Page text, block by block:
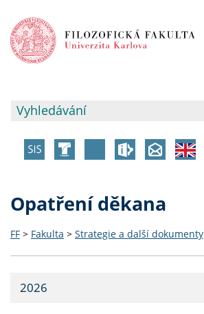
Opatření děkana
FF > Fakulta > Strategie a další dokumenty
2026